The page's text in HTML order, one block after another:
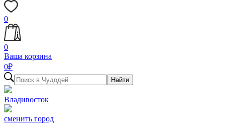
0
0
Ваша корзина
0₽
Найти
Владивосток
сменить город